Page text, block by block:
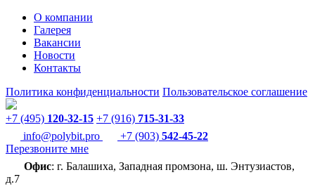
О компании
Галерея
Вакансии
Новости
Контакты
Политика конфиденциальности Пользовательское соглашение
+7 (495) 120-32-15 +7 (916) 715-31-33
info@polybit.pro
+7 (903) 542-45-22
Перезвоните мне
Офис: г. Балашиха, Западная промзона, ш. Энтузиастов,
д.7